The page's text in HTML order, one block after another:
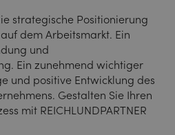
strategische Positionierung
dem Arbeitsmarkt. Ein
und
Ein zunehmend wichtiger
und positive Entwicklung des
Gestalten Sie Ihren
mit REICHLUNDPARTNER